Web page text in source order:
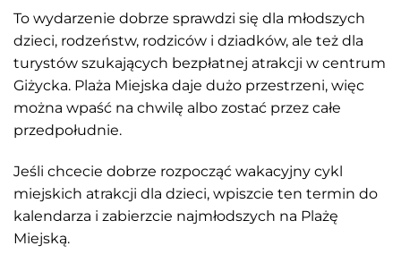
To wydarzenie dobrze sprawdzi się dla młodszych
dzieci, rodzeństw, rodziców i dziadków, ale też dla
turystów szukających bezpłatnej atrakcji w centrum
Giżycka. Plaża Miejska daje dużo przestrzeni, więc
można wpaść na chwilę albo zostać przez całe
przedpołudnie.
Jeśli chcecie dobrze rozpocząć wakacyjny cykl
miejskich atrakcji dla dzieci, wpiszcie ten termin do
kalendarza i zabierzcie najmłodszych na Plażę
Miejską.